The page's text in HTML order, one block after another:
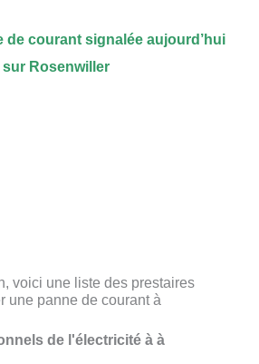
de courant signalée aujourd’hui
sur Rosenwiller
voici une liste des prestaires
une panne de courant à
de l'électricité à à